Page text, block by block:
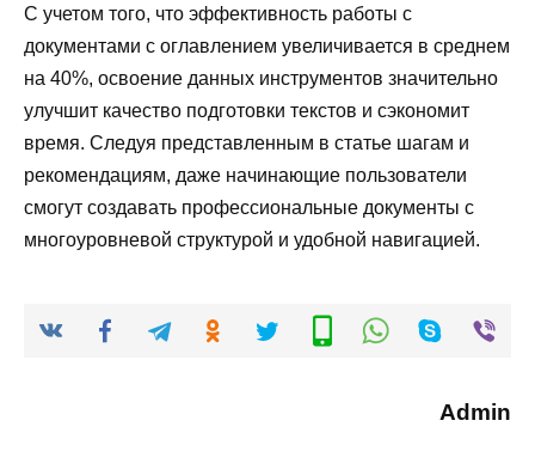
С учетом того, что эффективность работы с
документами с оглавлением увеличивается в среднем
на 40%, освоение данных инструментов значительно
улучшит качество подготовки текстов и сэкономит
время. Следуя представленным в статье шагам и
рекомендациям, даже начинающие пользователи
смогут создавать профессиональные документы с
многоуровневой структурой и удобной навигацией.
Admin